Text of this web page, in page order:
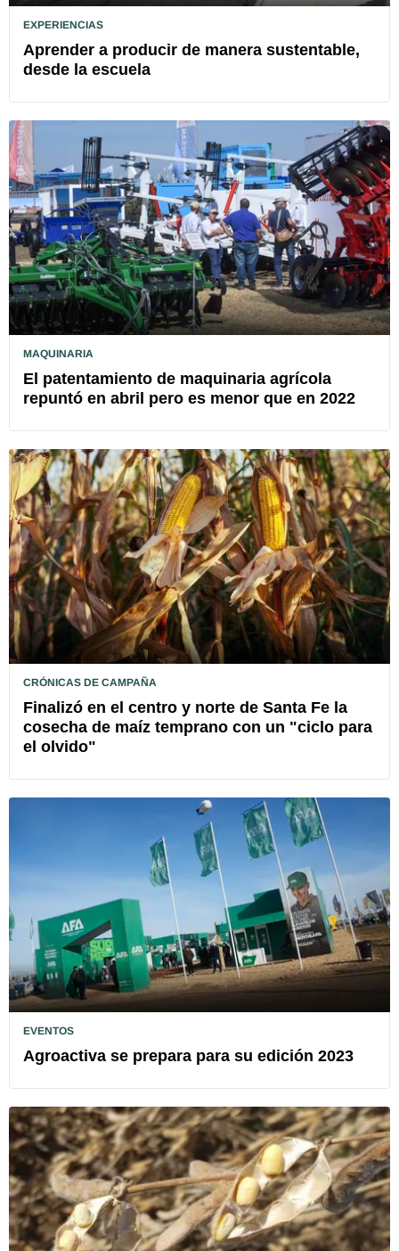
EXPERIENCIAS
Aprender a producir de manera sustentable,
desde la escuela
MAQUINARIA
El patentamiento de maquinaria agrícola
repuntó en abril pero es menor que en 2022
CRÓNICAS DE CAMPAÑA
Finalizó en el centro y norte de Santa Fe la
cosecha de maíz temprano con un "ciclo para
el olvido"
EVENTOS
Agroactiva se prepara para su edición 2023